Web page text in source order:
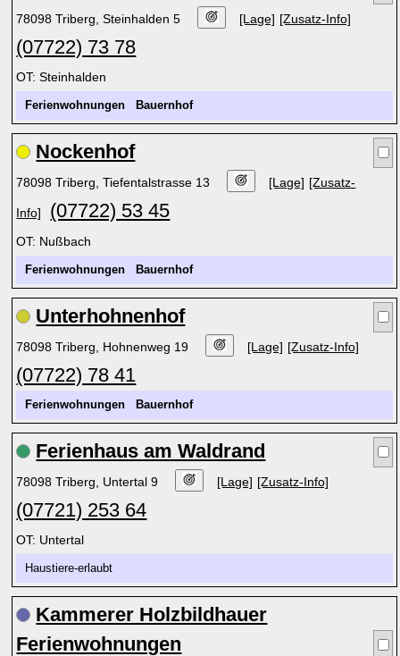
78098 Triberg, Steinhalden 5 [Lage] [Zusatz-Info]
(07722) 73 78
OT: Steinhalden
Ferienwohnungen Bauernhof
Nockenhof
78098 Triberg, Tiefentalstrasse 13 [Lage] [Zusatz-
Info] (07722) 53 45
OT: Nußbach
Ferienwohnungen Bauernhof
Unterhohnenhof
78098 Triberg, Hohnenweg 19 [Lage] [Zusatz-Info]
(07722) 78 41
Ferienwohnungen Bauernhof
Ferienhaus am Waldrand
78098 Triberg, Untertal 9 [Lage] [Zusatz-Info]
(07721) 253 64
OT: Untertal
Haustiere-erlaubt
Kammerer Holzbildhauer
Ferienwohnungen